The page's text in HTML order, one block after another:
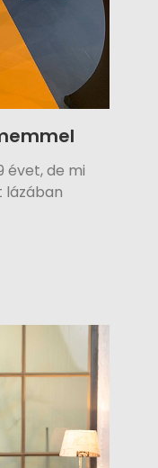
évet, de mi
lázában